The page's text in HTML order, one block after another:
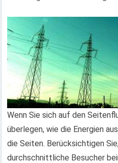
Wenn Sie sich auf den
überlegen, wie die Energien
die Seiten. Berücksichtigen
durchschnittliche Besucher